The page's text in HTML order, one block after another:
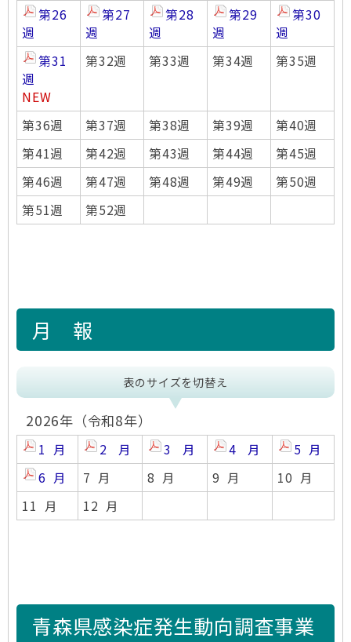
第26
週
第27
週
第28
週
第29
週
第30
週
第31
週
NEW
第32週 第33週 第34週 第35週
第36週 第37週 第38週 第39週
第40週
第41週
第42週 第43週 第44週
第45週
第46週
第47週 第48週​ 第49週
第50週
第51週
第52週
月 報
表のサイズを切替え
2026年（令和8年）
1 月 2 月 3 月 4 月
5 月
6 月
7 月 8 月 9 月
10 月
11 月
12 月
青森県感染症発生動向調査事業